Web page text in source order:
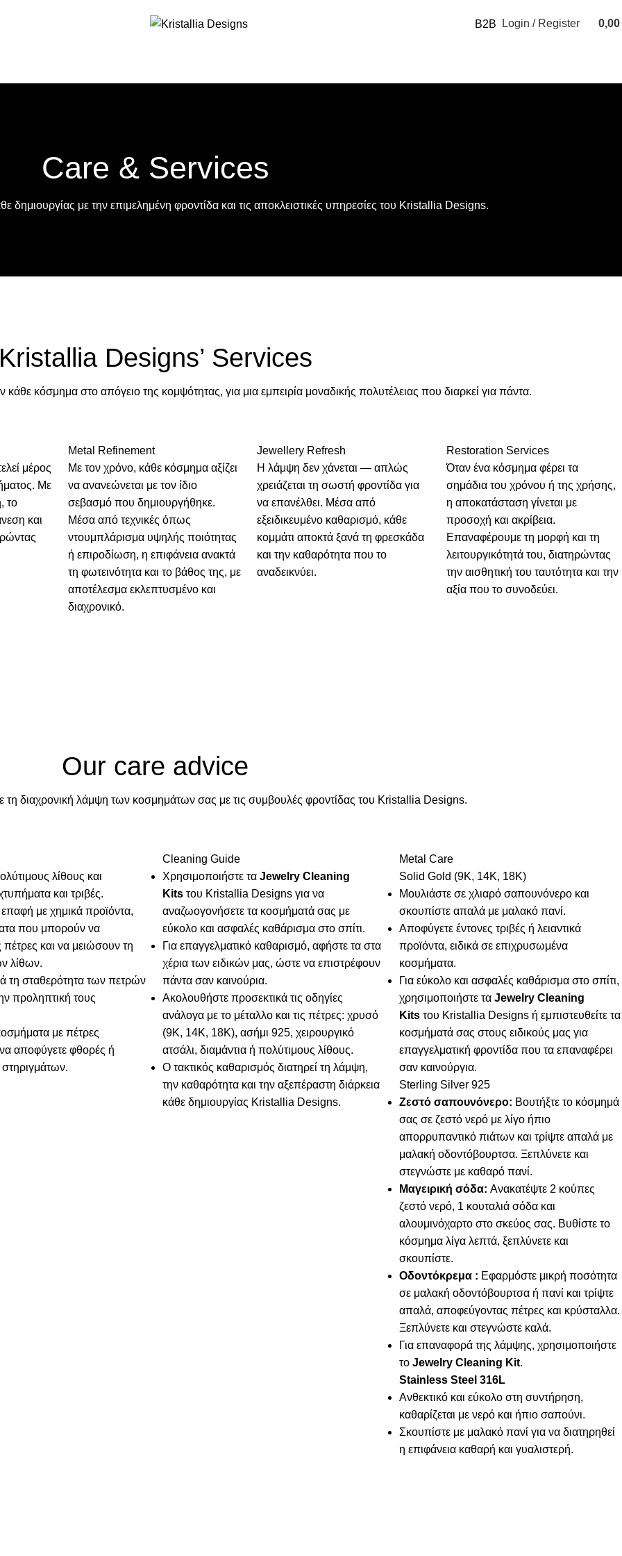
B2B Login / Register 0,00
Care & Services
δημιουργίας με την επιμελημένη φροντίδα και τις αποκλειστικές υπηρεσίες του Kristallia Designs.
Kristallia Designs’ Services
κόσμημα στο απόγειο της κομψότητας, για μια εμπειρία μοναδικής πολυτέλειας που διαρκεί για πάντα.
μέρος
Με
το
και
Metal Refinement
Με τον χρόνο, κάθε κόσμημα αξίζει
να ανανεώνεται με τον ίδιο
σεβασμό που δημιουργήθηκε.
Μέσα από τεχνικές όπως
ντουμπλάρισμα υψηλής ποιότητας
ή επιροδίωση, η επιφάνεια ανακτά
τη φωτεινότητα και το βάθος της, με
αποτέλεσμα εκλεπτυσμένο και
διαχρονικό.
Jewellery Refresh
Η λάμψη δεν χάνεται — απλώς
χρειάζεται τη σωστή φροντίδα για
να επανέλθει. Μέσα από
εξειδικευμένο καθαρισμό, κάθε
κομμάτι αποκτά ξανά τη φρεσκάδα
και την καθαρότητα που το
αναδεικνύει.
Restoration Services
Όταν ένα κόσμημα φέρει τα
σημάδια του χρόνου ή της χρήσης,
η αποκατάσταση γίνεται με
προσοχή και ακρίβεια.
Επαναφέρουμε τη μορφή και τη
λειτουργικότητά του, διατηρώντας
την αισθητική του ταυτότητα και την
αξία που το συνοδεύει.
Our care advice
τη διαχρονική λάμψη των κοσμημάτων σας με τις συμβουλές φροντίδας του Kristallia Designs.
λίθους και
και τριβές.
με χημικά προϊόντα,
που μπορούν να
και να μειώσουν τη
λίθων.
τη σταθερότητα των πετρών
προληπτική τους
με πέτρες
αποφύγετε φθορές ή
Cleaning Guide
Χρησιμοποιήστε τα Jewelry Cleaning
Kits του Kristallia Designs για να
αναζωογονήσετε τα κοσμήματά σας με
εύκολο και ασφαλές καθάρισμα στο σπίτι.
Για επαγγελματικό καθαρισμό, αφήστε τα στα
χέρια των ειδικών μας, ώστε να επιστρέφουν
πάντα σαν καινούρια.
Ακολουθήστε προσεκτικά τις οδηγίες
ανάλογα με το μέταλλο και τις πέτρες: χρυσό
(9Κ, 14Κ, 18Κ), ασήμι 925, χειρουργικό
ατσάλι, διαμάντια ή πολύτιμους λίθους.
Ο τακτικός καθαρισμός διατηρεί τη λάμψη,
την καθαρότητα και την αξεπέραστη διάρκεια
κάθε δημιουργίας Kristallia Designs.
Metal Care
Solid Gold (9Κ, 14Κ, 18Κ)
Μουλιάστε σε χλιαρό σαπουνόνερο και
σκουπίστε απαλά με μαλακό πανί.
Αποφύγετε έντονες τριβές ή λειαντικά
προϊόντα, ειδικά σε επιχρυσωμένα
κοσμήματα.
Για εύκολο και ασφαλές καθάρισμα στο σπίτι,
χρησιμοποιήστε τα Jewelry Cleaning
Kitsτου Kristallia Designs ή εμπιστευθείτε τα
κοσμήματά σας στους ειδικούς μας για
επαγγελματική φροντίδα που τα επαναφέρει
σαν καινούργια.
Sterling Silver 925
Ζεστό σαπουνόνερο: Βουτήξτε το κόσμημά
σας σε ζεστό νερό με λίγο ήπιο
απορρυπαντικό πιάτων και τρίψτε απαλά με
μαλακή οδοντόβουρτσα. Ξεπλύνετε και
στεγνώστε με καθαρό πανί.
Μαγειρική σόδα: Ανακατέψτε 2 κούπες
ζεστό νερό, 1 κουταλιά σόδα και
αλουμινόχαρτο στο σκεύος σας. Βυθίστε το
κόσμημα λίγα λεπτά, ξεπλύνετε και
σκουπίστε.
Οδοντόκρεμα : Εφαρμόστε μικρή ποσότητα
σε μαλακή οδοντόβουρτσα ή πανί και τρίψτε
απαλά, αποφεύγοντας πέτρες και κρύσταλλα.
Ξεπλύνετε και στεγνώστε καλά.
Για επαναφορά της λάμψης, χρησιμοποιήστε
το Jewelry Cleaning Kit.
Stainless Steel 316L
Ανθεκτικό και εύκολο στη συντήρηση,
καθαρίζεται με νερό και ήπιο σαπούνι.
Σκουπίστε με μαλακό πανί για να διατηρηθεί
η επιφάνεια καθαρή και γυαλιστερή.